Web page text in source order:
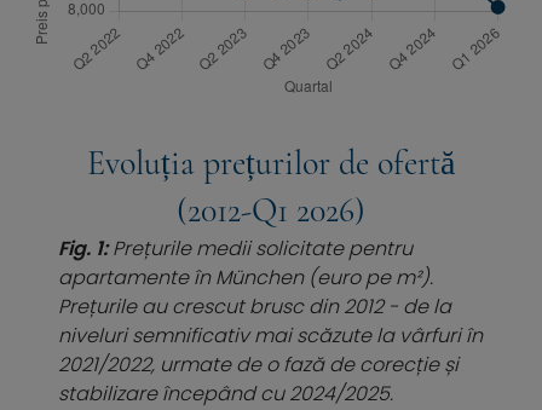
Evoluția prețurilor de ofertă
(2012-Q1 2026)
Fig. 1:Prețurile medii solicitate pentru
apartamente în München (euro pe m²).
Prețurile au crescut brusc din 2012 - de la
niveluri semnificativ mai scăzute la vârfuri în
2021/2022, urmate de o fază de corecție și
stabilizare începând cu 2024/2025.